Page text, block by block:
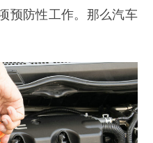
预防性工作。那么汽车